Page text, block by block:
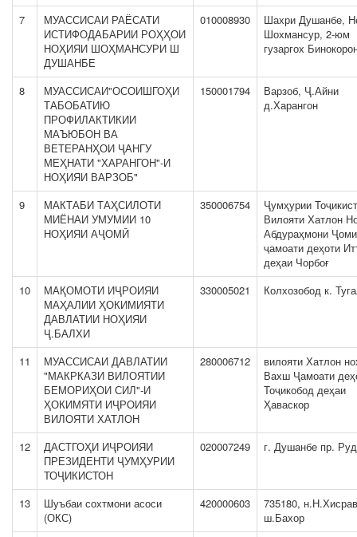
7
МУАССИСАИ РАЁСАТИ
ИСТИФОДАБАРИИ РОҲҲОИ
НОҲИЯИ ШОҲМАНСУРИ Ш
ДУШАНБЕ
010008930
Шахри Душанбе,
Шохмансур, 2-юм
гузаргох
8
МУАССИСАИ"ОСОИШГОҲИ
ТАБОБАТИЮ
ПРОФИЛАКТИКИИ
МАЪЮБОН ВА
ВЕТЕРАНҲОИ ҶАНГУ
МЕҲНАТИ "ХАРАНГОН"-И
НОҲИЯИ ВАРЗОБ"
150001794
Варзоб, Ҷ.Айни
д.Харангон
9
МАКТАБИ ТАҲСИЛОТИ
МИЁНАИ УМУМИИ 10
НОҲИЯИ АҶОМӢ
350006754
Ҷумҳурии
Вилояти Хатлон
Абдураҳмони Ҷоми
ҷамоати деҳоти
деҳаи Чорбоғ
10
МАҚОМОТИ ИҶРОИЯИ
МАҲАЛИИ ҲОКИМИЯТИ
ДАВЛАТИИ НОҲИЯИ
Ҷ.БАЛХИ
330005021 Колхозобод к.
11
МУАССИСАИ ДАВЛАТИИ
"МАКРКАЗИ ВИЛОЯТИИ
БЕМОРИҲОИ СИЛ"-И
ҲОКИМЯТИ ИҶРОИЯИ
ВИЛОЯТИ ХАТЛОН
280006712
вилояти Хатлон
Вахш Ҷамоати
Тоҷикобод деҳаи
Ҳаваскор
12
ДАСТГОҲИ ИҶРОИЯИ
ПРЕЗИДЕНТИ ҶУМҲУРИИ
ТОҶИКИСТОН
020007249 г. Душанбе пр.
13
Шуъбаи сохтмони асоси
(ОКС)
420000603
735180, н.Н.Хисрав
ш.Бахор